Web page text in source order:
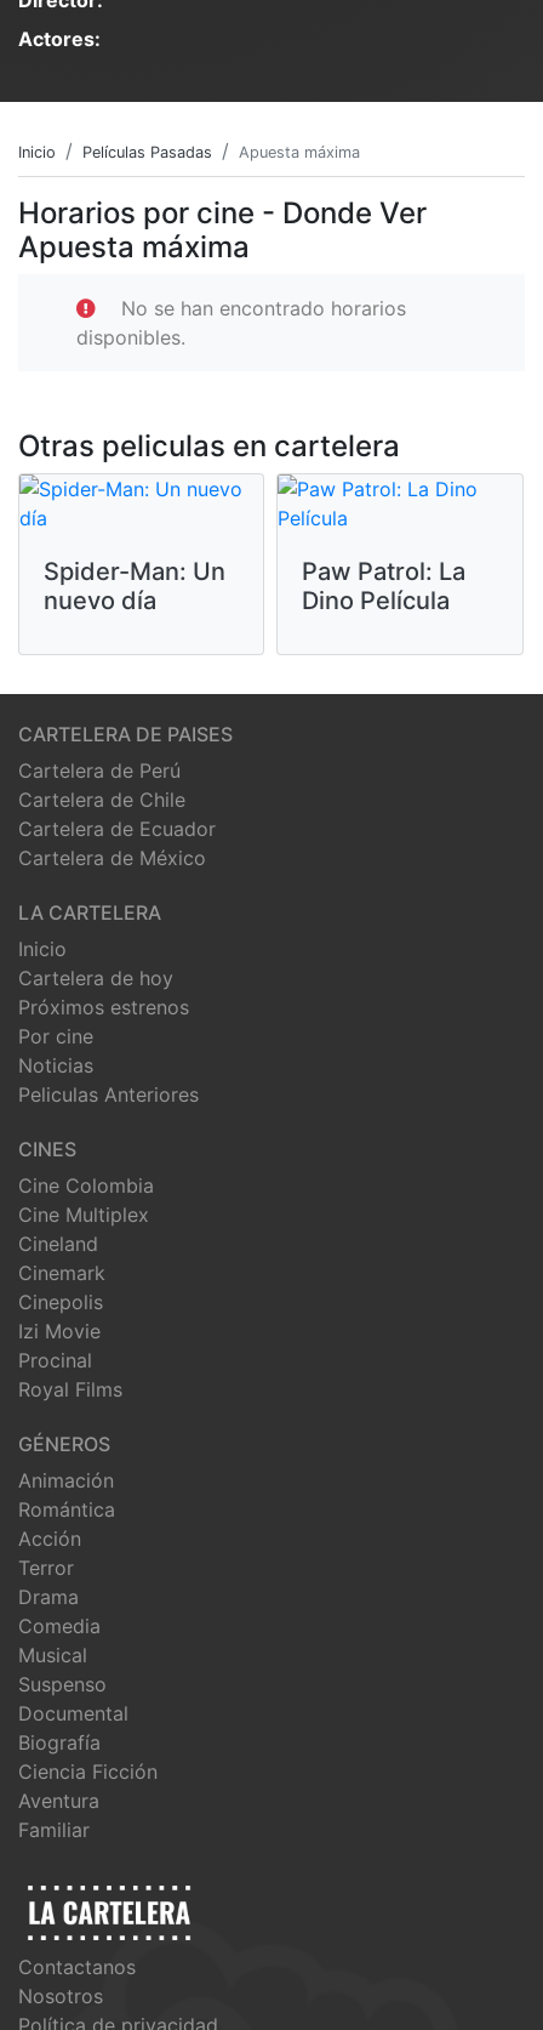
Actores:
Inicio Películas Pasadas Apuesta máxima
Horarios por cine - Donde Ver
Apuesta máxima
No se han encontrado horarios
disponibles.
Otras peliculas en cartelera
Spider-Man: Un
nuevo día
Paw Patrol: La
Dino Película
CARTELERA DE PAISES
Cartelera de Perú
Cartelera de Chile
Cartelera de Ecuador
Cartelera de México
LA CARTELERA
Inicio
Cartelera de hoy
Próximos estrenos
Por cine
Noticias
Peliculas Anteriores
CINES
Cine Colombia
Cine Multiplex
Cineland
Cinemark
Cinepolis
Izi Movie
Procinal
Royal Films
GÉNEROS
Animación
Romántica
Acción
Terror
Drama
Comedia
Musical
Suspenso
Documental
Biografía
Ciencia Ficción
Aventura
Familiar
Contactanos
Nosotros
Política de privacidad